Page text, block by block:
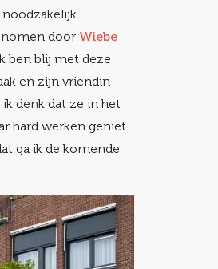
door Wiebe
ben blij met deze
en zijn vriendin
denk dat ze in het
hard werken geniet
ga ik de komende